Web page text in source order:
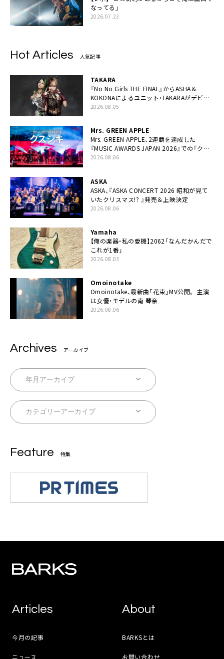
なってる」
2026.07.23
Hot Articles 人気記事
TAKARA
『No No Girls THE FINAL』からASHA＆
KOKONAによるユニット・TAKARAがデビュ
ー
2026.08.05
Mrs. GREEN APPLE
Mrs. GREEN APPLE、2連覇を達成した
『MUSIC AWARDS JAPAN 2026』での「クス
シキ」ライブパフォーマンスをYouTube公開
2026.08.06
ASKA
ASKA、『ASKA CONCERT 2026 昭和が見て
いたクリスマス!? 』発売＆上映決定
2026.08.06
Yamaha
【俺の楽器・私の愛機】2062「なんだかんだで
これが1番」
2026.08.03
Omoinotake
Omoinotake、最新曲「花束」MV公開。 主演
は女優・モデルの南 琴奈
2026.08.06
Archives アーカイブ
Feature 特集
Articles
今月の記事
ニュース
About
BARKSとは
お問い合わせ